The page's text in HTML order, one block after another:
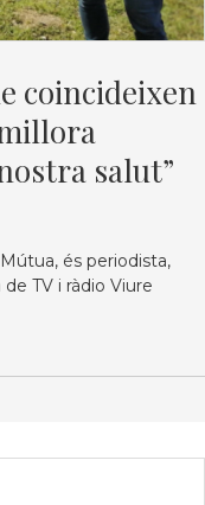
coincideixen
salut”
és periodista,
TV i ràdio Viure